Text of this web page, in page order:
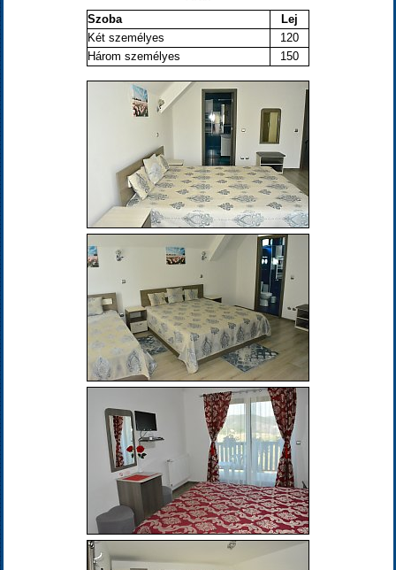
Szoba
Lej
Két személyes
120
Három személyes
150